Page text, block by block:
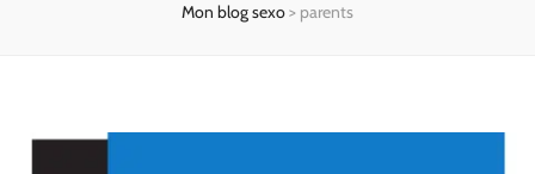
Mon blog sexo> parents